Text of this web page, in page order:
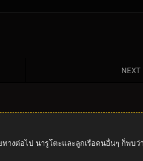
NEXT
งต่อไป นารูโตะและลูกเรือคนอื่นๆ ก็พบว่